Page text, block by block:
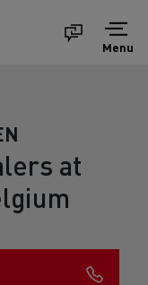
Menu
at